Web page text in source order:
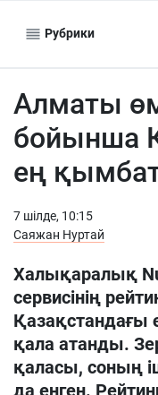
Рубрики
Алматы
бойынша
ең
7 шiлде, 10:15
Саяжан Нуртай
Халықаралық
сервисінің
Қазақстандағы
қала атанды.
қаласы, соның
да енген.